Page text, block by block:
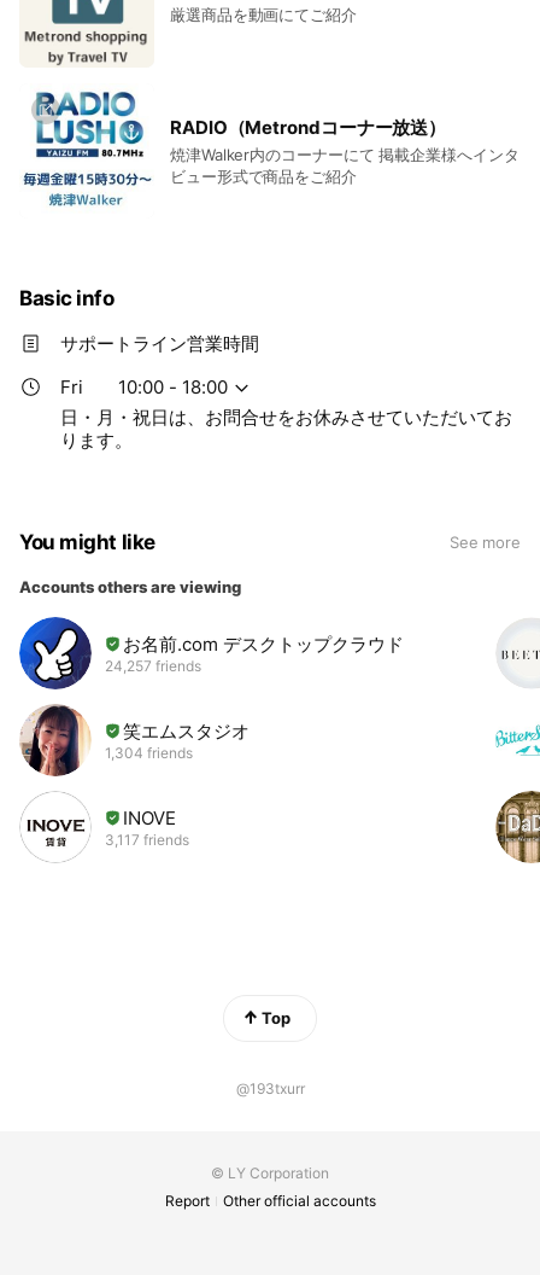
厳選商品を動画にてご紹介
RADIO（Metrondコーナー放送）
焼津Walker内のコーナーにて 掲載企業様へインタ
ビュー形式で商品をご紹介
Basic info
サポートライン営業時間
Fri
10:00 - 18:00
日・月・祝日は、お問合せをお休みさせていただいてお
ります。
You might like See more
Accounts others are viewing
お名前.com デスクトップクラウド
24,257 friends
笑エムスタジオ
1,304 friends
INOVE
3,117 friends
Top
@193txurr
© LY Corporation
Report
Other official accounts